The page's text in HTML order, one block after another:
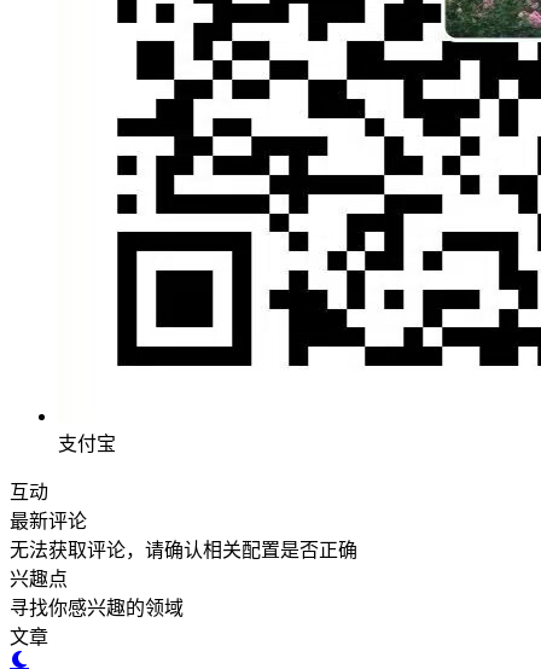
支付宝
互动
最新评论
无法获取评论，请确认相关配置是否正确
兴趣点
寻找你感兴趣的领域
文章